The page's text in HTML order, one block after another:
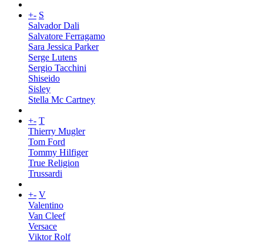
+- S
Salvador Dali
Salvatore Ferragamo
Sara Jessica Parker
Serge Lutens
Sergio Tacchini
Shiseido
Sisley
Stella Mc Cartney
+- T
Thierry Mugler
Tom Ford
Tommy Hilfiger
True Religion
Trussardi
+- V
Valentino
Van Cleef
Versace
Viktor Rolf